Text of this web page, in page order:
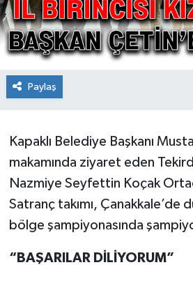
Paylaş
Kapaklı Belediye Başkanı
makamında ziyaret eden
Nazmiye Seyfettin Koçak
Satranç takımı, Çanakkale’de
bölge şampiyonasında
“BAŞARILAR DİLİYORUM”
Yaşam